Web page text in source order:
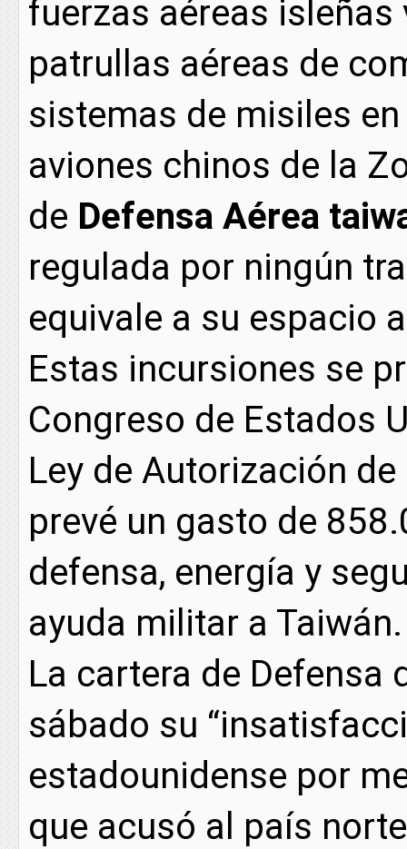
fuerzas aéreas
patrullas aéreas de
sistemas de misiles
aviones chinos de la
de Defensa Aérea
regulada por ningún
equivale a su espacio
Estas incursiones se
Congreso de Estados
Ley de Autorización
prevé un gasto de
defensa, energía y
ayuda militar a Taiwán.
La cartera de Defensa
sábado su
estadounidense por
que acusó al país